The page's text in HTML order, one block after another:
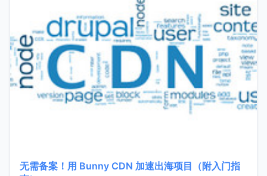
无需备案！用 Bunny CDN 加速出海项目（附入门指